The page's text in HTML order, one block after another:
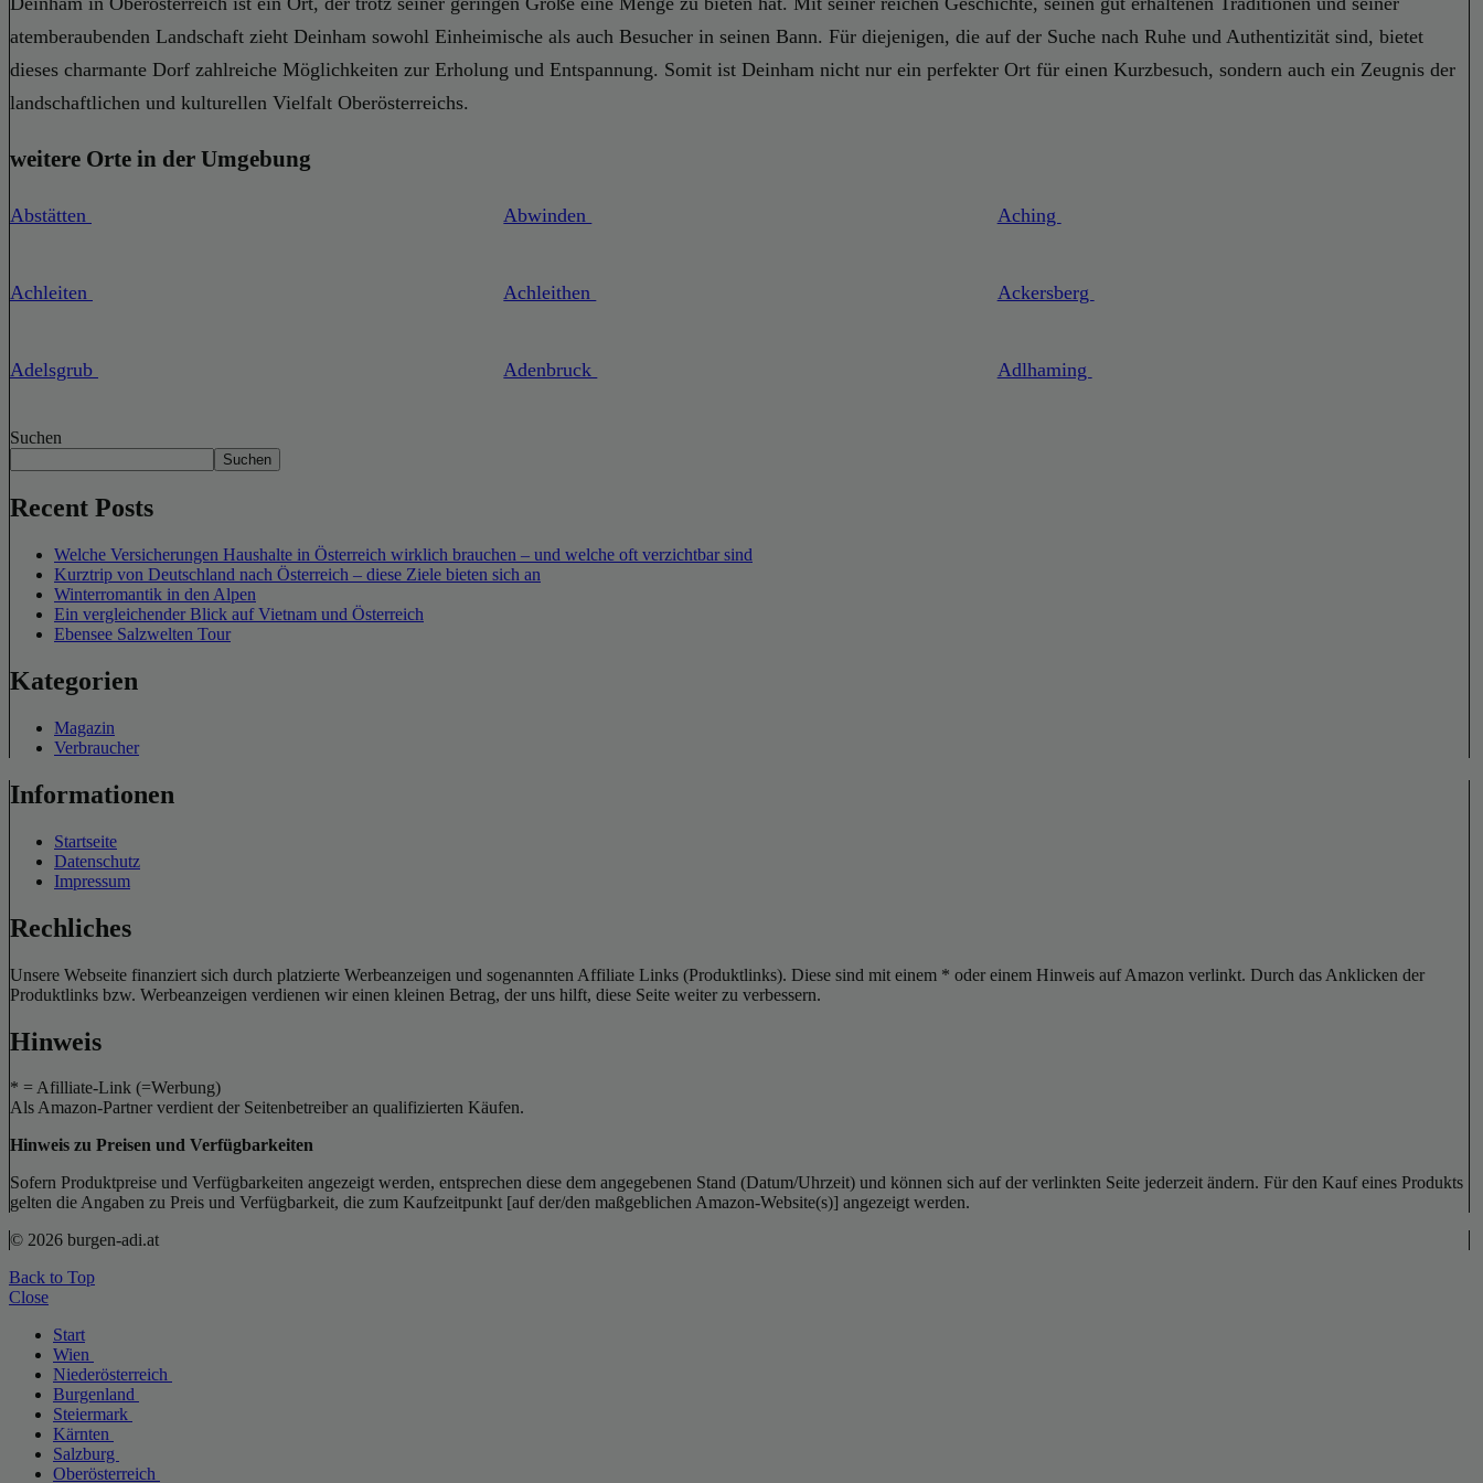
atemberaubenden Landschaft zieht Deinham sowohl Einheimische als auch Besucher in seinen Bann. Für diejenigen, die auf der Suche nach Ruhe und Authentizität sind, bietet
dieses charmante Dorf zahlreiche Möglichkeiten zur Erholung und Entspannung. Somit ist Deinham nicht nur ein perfekter Ort für einen Kurzbesuch, sondern auch ein Zeugnis der
landschaftlichen und kulturellen Vielfalt Oberösterreichs.
weitere Orte in der Umgebung
Abstätten Abwinden Aching
Achleiten Achleithen Ackersberg
Adelsgrub Adenbruck Adlhaming
Suchen
Suchen
Recent Posts
Welche Versicherungen Haushalte in Österreich wirklich brauchen – und welche oft verzichtbar sind
Kurztrip von Deutschland nach Österreich – diese Ziele bieten sich an
Winterromantik in den Alpen
Ein vergleichender Blick auf Vietnam und Österreich
Ebensee Salzwelten Tour
Kategorien
Magazin
Verbraucher
Informationen
Startseite
Datenschutz
Impressum
Rechliches
Unsere Webseite finanziert sich durch platzierte Werbeanzeigen und sogenannten Affiliate Links (Produktlinks). Diese sind mit einem * oder einem Hinweis auf Amazon verlinkt. Durch das Anklicken der
Produktlinks bzw. Werbeanzeigen verdienen wir einen kleinen Betrag, der uns hilft, diese Seite weiter zu verbessern.
Hinweis
* = Afilliate-Link (=Werbung)
Als Amazon-Partner verdient der Seitenbetreiber an qualifizierten Käufen.
Hinweis zu Preisen und Verfügbarkeiten
Sofern Produktpreise und Verfügbarkeiten angezeigt werden, entsprechen diese dem angegebenen Stand (Datum/Uhrzeit) und können sich auf der verlinkten Seite jederzeit ändern. Für den Kauf eines Produkts
gelten die Angaben zu Preis und Verfügbarkeit, die zum Kaufzeitpunkt [auf der/den maßgeblichen Amazon-Website(s)] angezeigt werden.
© 2026 burgen-adi.at
Back to Top
Close
Start
Wien
Niederösterreich
Burgenland
Steiermark
Kärnten
Salzburg
Oberösterreich